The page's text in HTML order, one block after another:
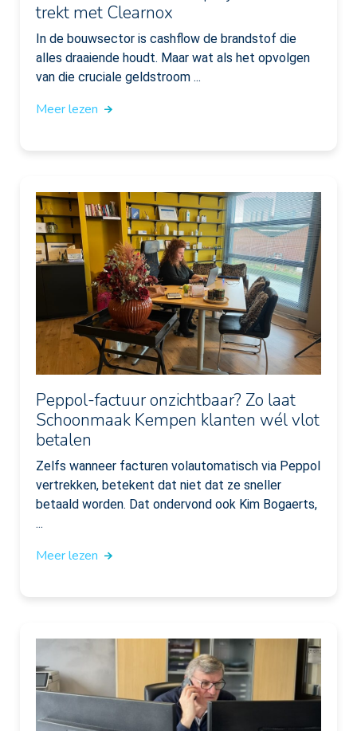
trekt met Clearnox
In de bouwsector is cashflow de brandstof die
alles draaiende houdt. Maar wat als het opvolgen
van die cruciale geldstroom ...
Meer lezen
Peppol-factuur onzichtbaar? Zo laat
Schoonmaak Kempen klanten wél vlot
betalen
Zelfs wanneer facturen volautomatisch via Peppol
vertrekken, betekent dat niet dat ze sneller
betaald worden. Dat ondervond ook Kim Bogaerts,
...
Meer lezen